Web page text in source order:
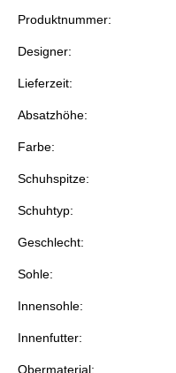
Produktnummer:
Designer:
Lieferzeit:
Absatzhöhe:
Farbe:
Schuhspitze:
Schuhtyp:
Geschlecht:
Sohle:
Innensohle:
Innenfutter:
Obermaterial: